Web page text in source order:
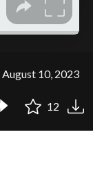
August 10, 2023
12